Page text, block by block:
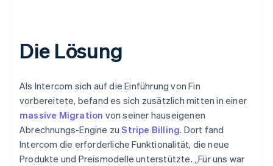
Die Lösung
Als Intercom sich auf die Einführung von Fin
vorbereitete, befand es sich zusätzlich mitten in einer
massive Migration von seiner hauseigenen
Abrechnungs-Engine zuStripe Billing. Dort fand
Intercom die erforderliche Funktionalität, die neue
Produkte und Preismodelle unterstützte. „Für uns war